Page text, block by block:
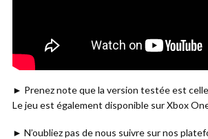
► Prenez note que la version testée est
Le jeu est également disponible sur Xbox
► N’oubliez pas de nous suivre sur nos